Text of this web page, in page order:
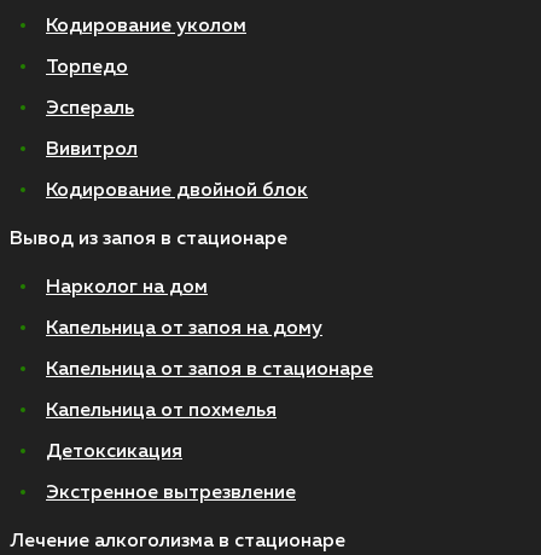
Кодирование уколом
Торпедо
Эспераль
Вивитрол
Кодирование двойной блок
Вывод из запоя в стационаре
Нарколог на дом
Капельница от запоя на дому
Капельница от запоя в стационаре
Капельница от похмелья
Детоксикация
Экстренное вытрезвление
Лечение алкоголизма в стационаре